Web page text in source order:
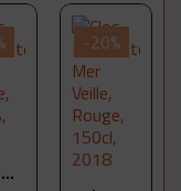
Clos Massotte, l'Ove, Rouge, 14,5%, 2016
-20%